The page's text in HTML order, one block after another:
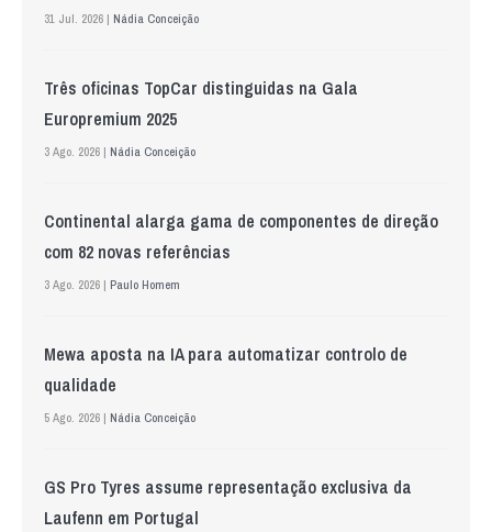
31 Jul. 2026 | Nádia Conceição
Três oficinas TopCar distinguidas na Gala
Europremium 2025
3 Ago. 2026 | Nádia Conceição
Continental alarga gama de componentes de direção
com 82 novas referências
3 Ago. 2026 | Paulo Homem
Mewa aposta na IA para automatizar controlo de
qualidade
5 Ago. 2026 | Nádia Conceição
GS Pro Tyres assume representação exclusiva da
Laufenn em Portugal